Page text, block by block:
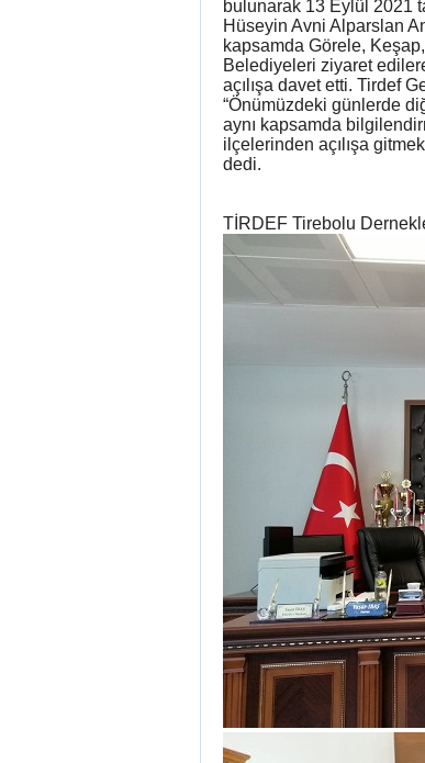
bulunarak 13 Eylül 2021
Hüseyin Avni Alparslan
kapsamda Görele,
Belediyeleri ziyaret
açılışa davet etti. Tirdef
“Önümüzdeki günlerde
aynı kapsamda
ilçelerinden açılışa
dedi.
TİRDEF Tirebolu